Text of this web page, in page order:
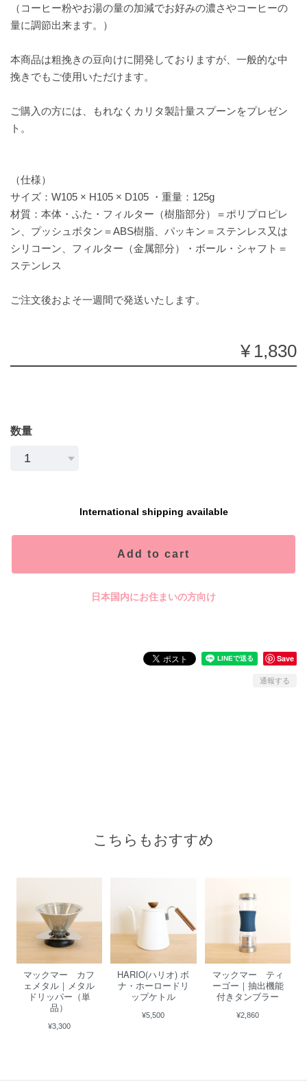
（コーヒー粉やお湯の量の加減でお好みの濃さやコーヒーの
量に調節出来ます。）
本商品は粗挽きの豆向けに開発しておりますが、一般的な中
挽きでもご使用いただけます。
ご購入の方には、もれなくカリタ製計量スプーンをプレゼン
ト。
（仕様）
サイズ：W105 × H105 × D105 ・重量：125g
材質：本体・ふた・フィルター（樹脂部分）＝ポリプロピレ
ン、プッシュボタン＝ABS樹脂、パッキン＝ステンレス又は
シリコーン、フィルター（金属部分）・ボール・シャフト＝
ステンレス
ご注文後およそ一週間で発送いたします。
¥1,830
数量
International shipping available
Add to cart
日本国内にお住まいの方向け
Save
通報する
こちらもおすすめ
マックマー カフ
ェメタル｜メタル
ドリッパー（単
品）
¥3,300
HARIO(ハリオ) ボ
ナ・ホーロードリ
ップケトル
¥5,500
マックマー ティ
ーゴー｜抽出機能
付きタンブラー
¥2,860